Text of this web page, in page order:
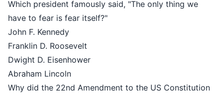
Which president famously said, "The only thing we
have to fear is fear itself?"
John F. Kennedy
Franklin D. Roosevelt
Dwight D. Eisenhower
Abraham Lincoln
Why did the 22nd Amendment to the US Constitution